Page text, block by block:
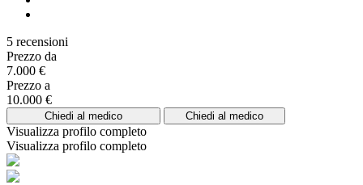
5 recensioni
Prezzo da
7.000 €
Prezzo a
10.000 €
Chiedi al medico Chiedi al medico
Visualizza profilo completo
Visualizza profilo completo